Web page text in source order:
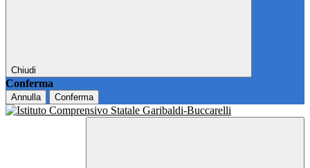
Chiudi
Conferma
Annulla Conferma